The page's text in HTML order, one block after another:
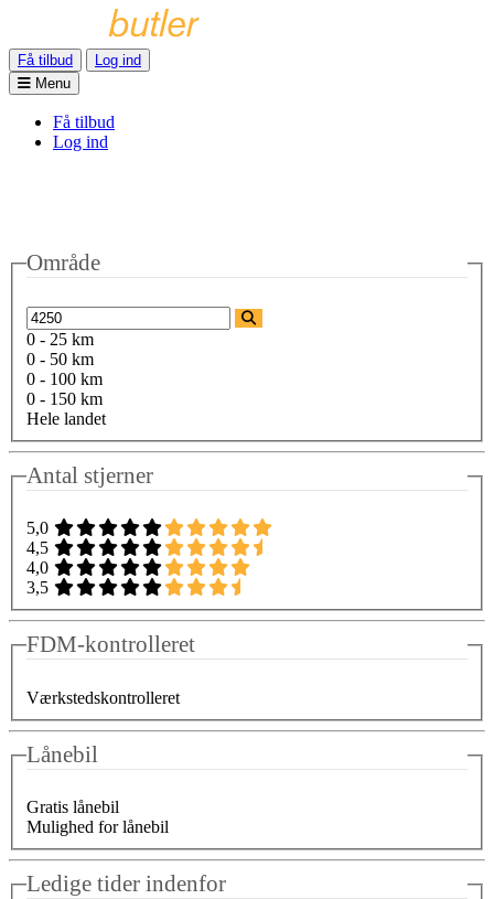
Få tilbud
Log ind
Menu
Få tilbud
Log ind
Område
0 - 25 km
0 - 50 km
0 - 100 km
0 - 150 km
Hele landet
Antal stjerner
5,0
4,5
4,0
3,5
FDM-kontrolleret
Værkstedskontrolleret
Lånebil
Gratis lånebil
Mulighed for lånebil
Ledige tider indenfor